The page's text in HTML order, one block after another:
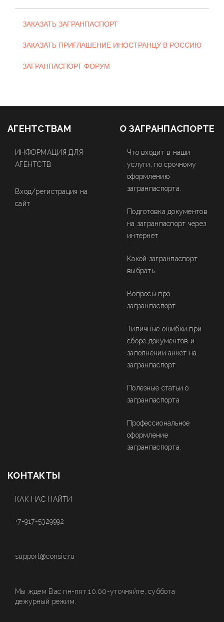
ЗАКАЗАТЬ ЗАГРАНПАСПОРТ
ЗАКАЗАТЬ ПРИГЛАШЕНИЕ ИНОСТРАНЦУ В РОССИЮ
ЗАГРАНПАСПОРТ ФОРУМ
АГЕНТСТВАМ
ИНФОРМАЦИЯ ДЛЯ
АГЕНТСТВ
Вход/регистрация на
сайт
О ЗАГРАНПАСПОРТЕ
Что входит в наши
услуги, по срочному
оформлению
загранпаспорта.
Подготовка документов
на загранпаспорт через
интернет
Какой загранпаспорт
выбрать
Вопросы про
загранпаспорт
Типичные ошибки при
сборе документов и
заполнении анкет на
загранпаспорт.
Полезные статьи о
загранпаспорта
Профессиональное
оформление
загранпаспорта.
КОНТАКТЫ
КАК НАС НАЙТИ
+7-917-5329992
support@consic.ru
Мы ждем Вас пн-пят 10.00-уточняйте, суббота
дежурный режим.